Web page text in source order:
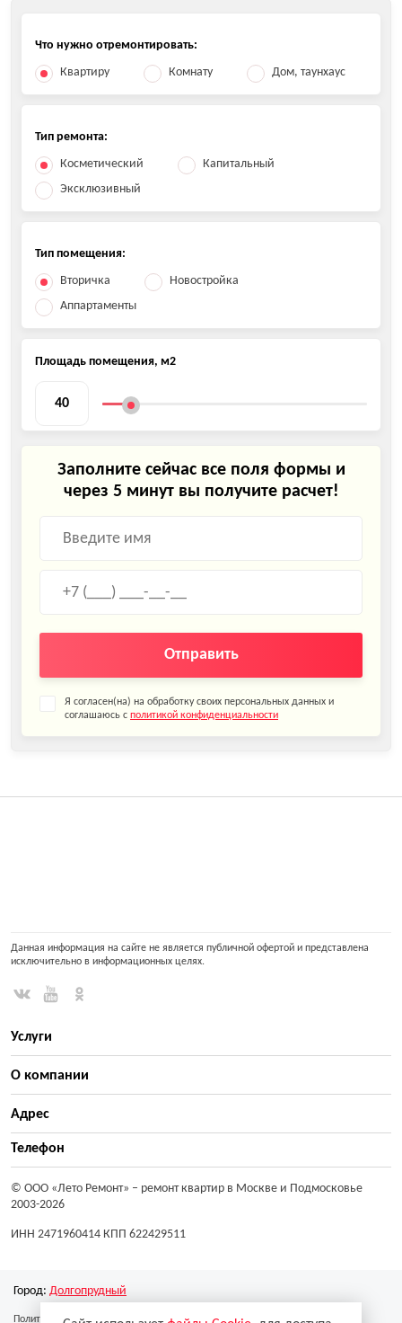
Что нужно отремонтировать:
Квартиру
Комнату Дом, таунхаус
Тип ремонта:
Косметический
Капитальный
Эксклюзивный
Тип помещения:
Вторичка
Новостройка
Аппартаменты
Площадь помещения, м2
Заполните сейчас все поля формы и
через 5 минут вы получите расчет!
Отправить
Я согласен(на) на обработку своих персональных данных и
соглашаюсь с политикой конфиденциальности
Данная информация на сайте не является публичной офертой и представлена
исключительно в информационных целях.
Услуги
О компании
Адрес
Телефон
© ООО «Лето Ремонт» – ремонт квартир в Москве и Подмосковье
2003-2026
ИНН 2471960414 КПП 622429511
Город: Долгопрудный
Политика конфиденциальности